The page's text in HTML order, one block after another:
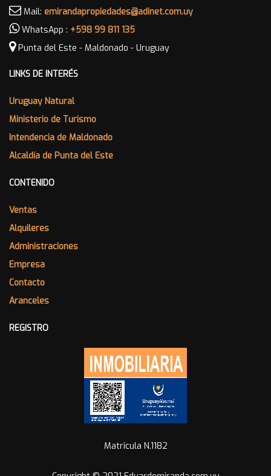
Mail: emirandapropiedades@adinet.com.uy
WhatsApp : +598 99 811 135
Punta del Este - Maldonado - Uruguay
LINKS DE INTERÉS
Uruguay Natural
Ministerio de Turismo
Intendencia de Maldonado
Alcaldía de Punta del Este
CONTENIDO
Ventas
Alquileres
Administraciones
Empresa
Contacto
Aranceles
REGISTRO
Matricula N.1182